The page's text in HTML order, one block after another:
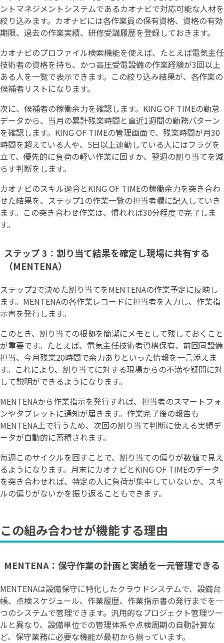
ントマネジメントシステムであるカオナビで対応可能な人材を
絞り込みます。カオナビには各作業員の保有資格、資格の有効
期限、過去の作業実績、研修受講履歴を登録しておきます。
カオナビのプロファイル検索機能を使えば、たとえば電気主任
技術者の資格を持ち、かつ高圧受電設備の作業経験が3回以上
ある人を一覧で表示できます。この絞り込み結果が、各作業の
候補者リストになります。
次に、候補者の稼働余力を確認します。KING OF TIMEの勤怠
データから、当月の累計残業時間と直近1週間の勤務パターン
を確認します。KING OF TIMEの管理画面で、残業時間が月30
時間を超えている人や、5日以上連勤している人にはフラグを
立て、優先的に負荷の軽い作業に回すか、翌週の割り当てを減
らす判断をします。
カオナビのスキル適合とKING OF TIMEの稼働余力を突き合わ
せた結果を、ステップ1の作業一覧の担当者欄に記入していき
ます。この突き合わせ作業は、慣れれば30分程度で完了しま
す。
ステップ 3：割り当て結果を確定し現場に共有する
（MENTENA）
ステップ2で決めた割り当てをMENTENAの作業予定に反映し
ます。MENTENAの各作業レコードに担当者を入力し、作業指
示書を発行します。
このとき、割り当ての根拠を簡潔にメモとして残しておくこと
が重要です。たとえば、電気主任技術者資格保有、前回同設備
担当、今月残業20時間で余力ありといった情報を一言添えま
す。これにより、割り当てに対する現場からの不満や疑問に対
して説明ができるようになります。
MENTENAから作業指示を発行すれば、担当者のスマートフォ
ンやタブレットに通知が届きます。作業完了後の報告も
MENTENA上で行うため、次回の割り当て判断に使える実績デ
ータが自動的に蓄積されます。
毎週このサイクルを回すことで、割り当ての偏りが数値で見え
るようになります。月末にカオナビとKING OF TIMEのデータ
を突き合わせれば、特定の人に負荷が集中していないか、スキ
ルの偏りがないかを振り返ることもできます。
この組み合わせが機能する理由
MENTENA：保守作業の計画と実績を一元管理できる
MENTENAは設備保守に特化したクラウドシステムで、設備台
帳、点検スケジュール、作業履歴、作業指示書の発行までを一
つのシステムで管理できます。汎用的なプロジェクト管理ツー
ルと異なり、設備単位での管理体系や点検周期の自動計算な
ど、保守業務に必要な機能が最初から揃っています。